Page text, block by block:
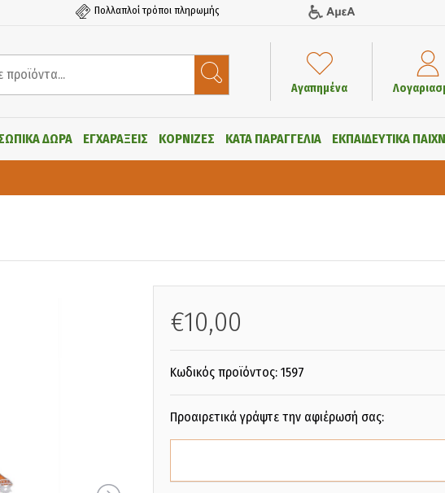
Πολλαπλοί τρόποι πληρωμής
Αγαπημένα
ΔΩΡΑ ΕΓΧΑΡΑΞΕΙΣ ΚΟΡΝΙΖΕΣ ΚΑΤΑ ΠΑΡΑΓΓΕΛΙΑ ΕΚΠΑΙΔΕΥΤΙΚΑ
€10,00
Κωδικός προϊόντος: 1597
Προαιρετικά γράψτε την αφιέρωσή σας: